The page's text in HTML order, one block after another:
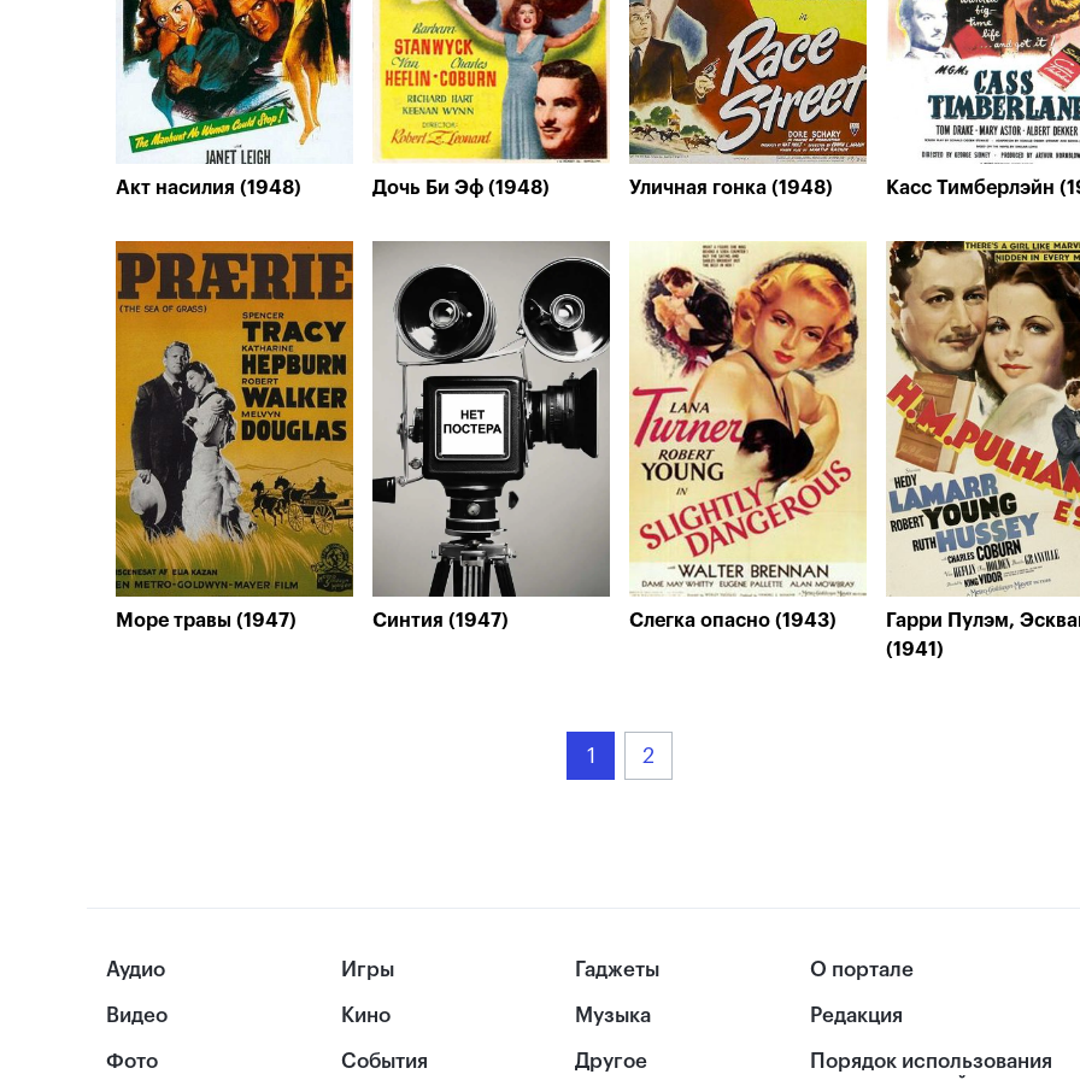
Акт насилия (1948) Дочь Би Эф (1948) Уличная гонка (1948) Касс Тимберлэйн
Море травы (1947) Синтия (1947) Слегка опасно (1943)
Гарри Пулэм,
(1941)
1 2
Аудио
Видео
Фото
Игры
Кино
События
Гаджеты
Музыка
Другое
О портале
Редакция
Порядок использования